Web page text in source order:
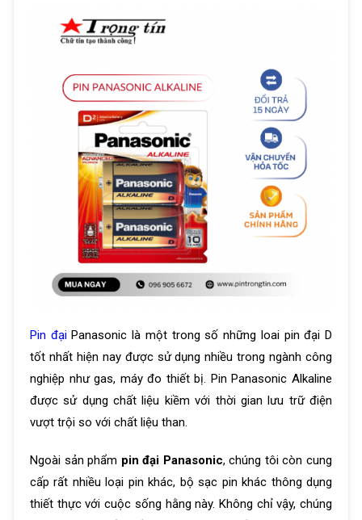
Pin đạiPanasonic là một trong số những loai pin đại D
tốt nhất hiện nay được sử dụng nhiều trong ngành công
nghiệp như gas, máy đo thiết bị. Pin Panasonic Alkaline
được sử dụng chất liệu kiềm với thời gian lưu trữ điện
vượt trội so với chất liệu than.
Ngoài sản phẩm pin đại Panasonic, chúng tôi còn cung
cấp rất nhiều loại pin khác, bộ sạc pin khác thông dụng
thiết thực với cuộc sống hằng này. Không chỉ vậy, chúng